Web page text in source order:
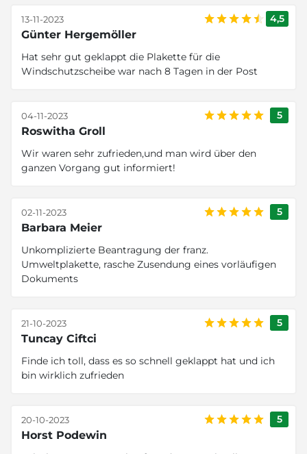
4,5
Günter Hergemöller
13-11-2023
Hat sehr gut geklappt die Plakette für die
Windschutzscheibe war nach 8 Tagen in der Post
5
Roswitha Groll
04-11-2023
Wir waren sehr zufrieden,und man wird über den
ganzen Vorgang gut informiert!
5
Barbara Meier
02-11-2023
Unkomplizierte Beantragung der franz.
Umweltplakette, rasche Zusendung eines vorläufigen
Dokuments
5
Tuncay Ciftci
21-10-2023
Finde ich toll, dass es so schnell geklappt hat und ich
bin wirklich zufrieden
5
Horst Podewin
20-10-2023